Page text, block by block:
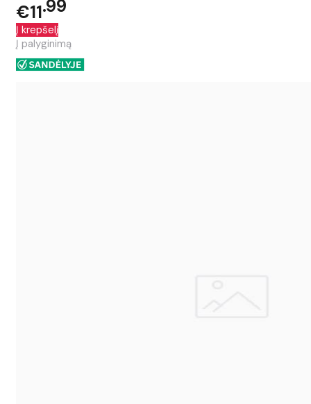
€11 99
Į krepšelį
Į palyginimą